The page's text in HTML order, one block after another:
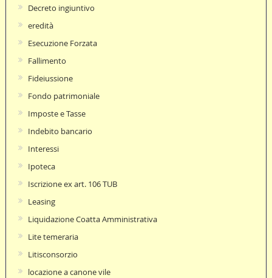
Decreto ingiuntivo
eredità
Esecuzione Forzata
Fallimento
Fideiussione
Fondo patrimoniale
Imposte e Tasse
Indebito bancario
Interessi
Ipoteca
Iscrizione ex art. 106 TUB
Leasing
Liquidazione Coatta Amministrativa
Lite temeraria
Litisconsorzio
locazione a canone vile